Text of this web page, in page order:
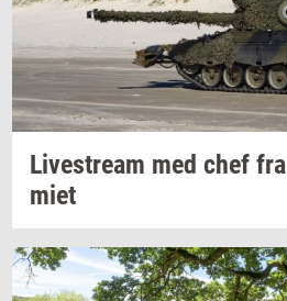
Li­ve­stream med chef fra
mi­et